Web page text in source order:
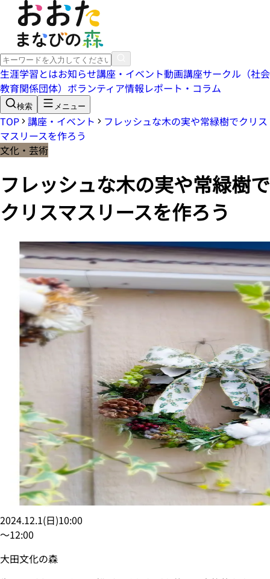
生涯学習とはお知らせ講座・イベント動画講座サークル（社会
教育関係団体） ボランティア情報レポート・コラム
検索 メニュー
TOP 講座・イベント
フレッシュな木の実や常緑樹でクリス
マスリースを作ろう
文化・芸術
フレッシュな木の実や常緑樹で
クリスマスリースを作ろう
2024.12.1(日)10:00
〜12:00
大田文化の森